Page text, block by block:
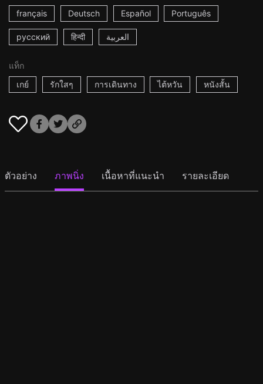
français Deutsch Español Português
русский हिन्दी العربية
แท็ก
เกย์
รักใสๆ การเดินทาง ไต้หวัน หนังสั้น
ตัวอย่าง ภาพนิ่ง เนื้อหาที่แนะนำ รายละเอียด